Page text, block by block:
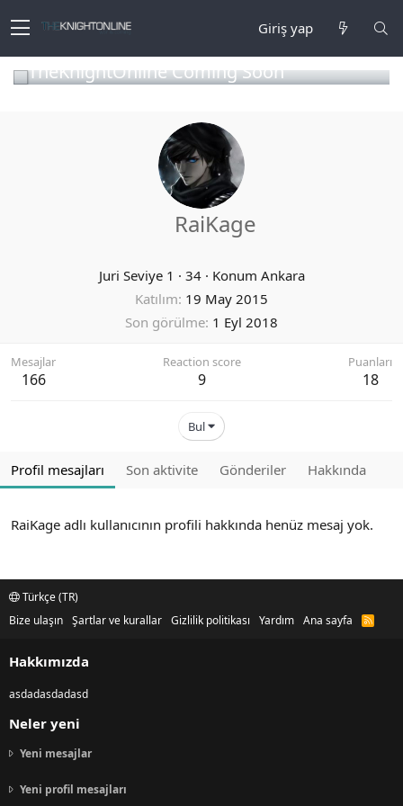
Giriş yap
TheKnightOnline Coming Soon
RaiKage
Juri Seviye 1 · 34 · Konum Ankara
Katılım 19 May 2015
Son görülme 1 Eyl 2018
Mesajlar
166
Reaction score
9
Puanları
18
Bul
Profil mesajları Son aktivite Gönderiler Hakkında
RaiKage adlı kullanıcının profili hakkında henüz mesaj yok.
Türkçe (TR)
Bize ulaşın Şartlar ve kurallar Gizlilik politikası Yardım Ana sayfa
R
Hakkımızda
asdadasdadasd
Neler yeni
Yeni mesajlar
Yeni profil mesajları